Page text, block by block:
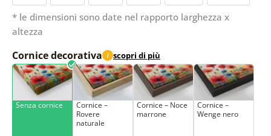
* le dimensioni sono date nel rapporto larghezza x
altezza
Cornice decorativa i scopri di più
Senza cornice
Cornice –
Rovere
naturale
Cornice – Noce
marrone
Cornice –
Wenge nero